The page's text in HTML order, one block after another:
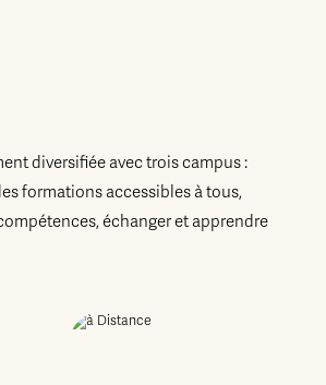
diversifiée avec trois campus :
formations accessibles à tous,
échanger et apprendre